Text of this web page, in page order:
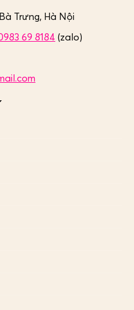
Trưng, Hà Nội
69 8184 (zalo)